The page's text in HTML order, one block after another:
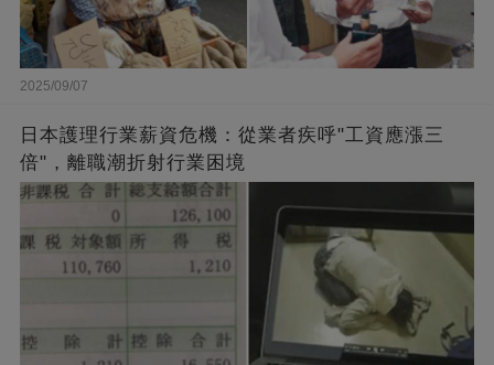
2025/09/07
日本護理行業薪資危機：從業者疾呼"工資應漲三
倍"，離職潮折射行業困境